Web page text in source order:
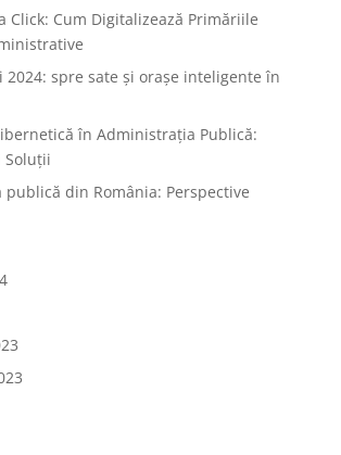
Click: Cum Digitalizează Primăriile
spre sate și orașe inteligente în
în Administrația Publică:
Soluții
din România: Perspective